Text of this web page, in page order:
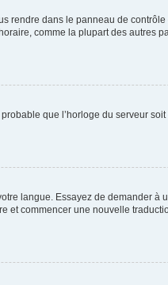
rendre dans le panneau de
comme la plupart des autres
que l’horloge du serveur
langue. Essayez de demander à
commencer une nouvelle